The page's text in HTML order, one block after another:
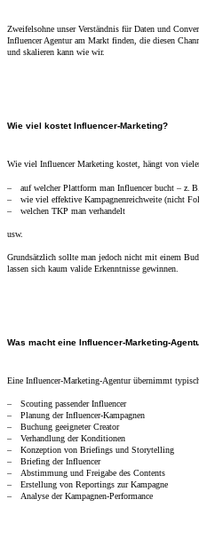
Zweifelsohne unser Verständnis für Daten und
Influencer Agentur am Markt finden, die diesen
und skalieren kann wie wir.
Wie viel kostet Influencer-Marketing?
Wie viel Influencer Marketing kostet, hängt von
auf welcher Plattform man Influencer bucht – z.
wie viel effektive Kampagnenreichweite (nicht
welchen TKP man verhandelt
usw.
Grundsätzlich sollte man jedoch nicht mit einem
lassen sich kaum valide Erkenntnisse gewinnen.
Was macht eine Influencer-Marketing-
Eine Influencer-Marketing-Agentur übernimmt
Scouting passender Influencer
Planung der Influencer-Kampagnen
Buchung geeigneter Creator
Verhandlung der Konditionen
Konzeption von Briefings und Storytelling
Briefing der Influencer
Abstimmung und Freigabe des Contents
Erstellung von Reportings zur Kampagne
Analyse der Kampagnen-Performance